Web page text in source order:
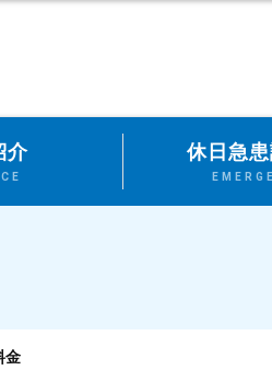
介 休日急
金